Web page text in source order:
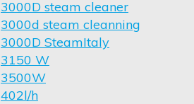
3000D steam cleaner
3000d steam cleanning
3000D SteamItaly
3150 W
3500W
402l/h